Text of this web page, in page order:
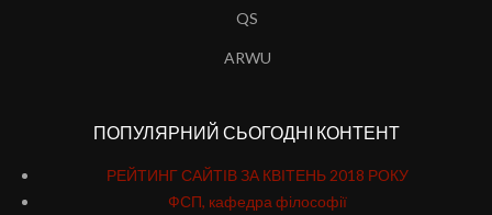
QS
ARWU
ПОПУЛЯРНИЙ СЬОГОДНІ КОНТЕНТ
РЕЙТИНГ САЙТІВ ЗА КВІТЕНЬ 2018 РОКУ
ФСП, кафедра філософії